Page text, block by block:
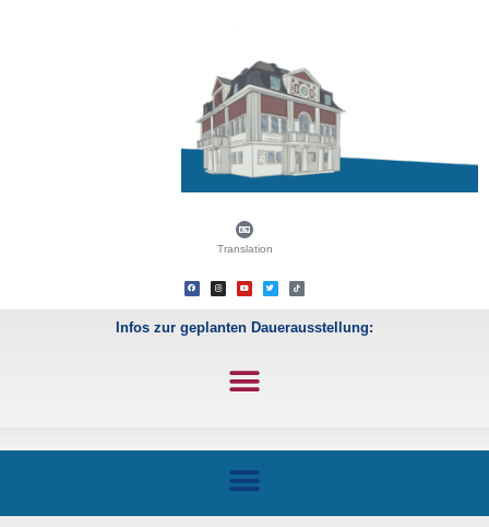
Translation
Infos zur geplanten Dauerausstellung: